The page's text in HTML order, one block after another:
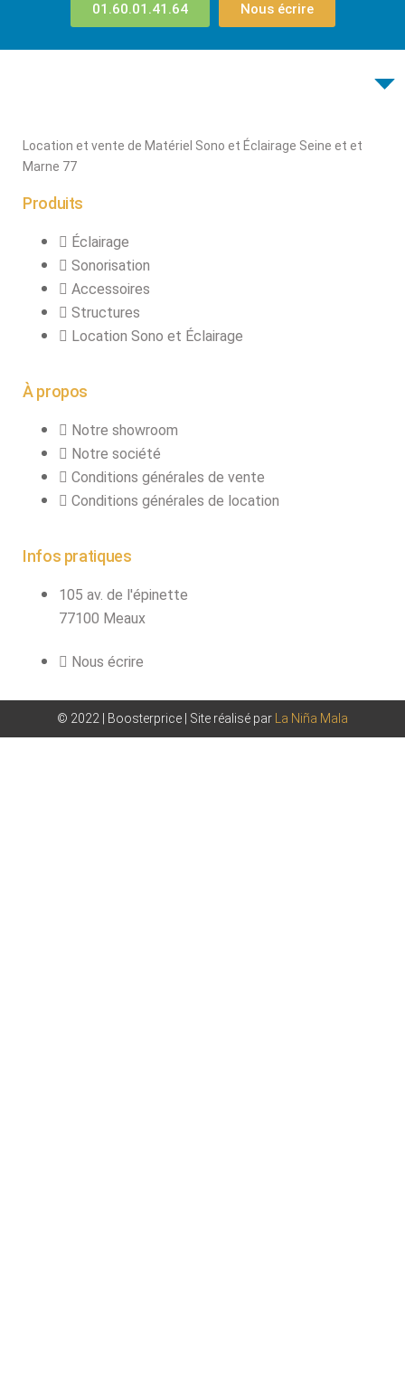
01.60.01.41.64 Nous écrire
Location et vente de Matériel Sono et Éclairage Seine et et
Marne 77
Produits
Éclairage
Sonorisation
Accessoires
Structures
Location Sono et Éclairage
À propos
Notre showroom
Notre société
Conditions générales de vente
Conditions générales de location
Infos pratiques
105 av. de l'épinette
77100 Meaux
Nous écrire
© 2022 | Boosterprice | Site réalisé par La Niña Mala